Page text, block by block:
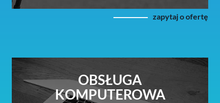
zapytaj o ofertę
OBSŁUGA
KOMPUTEROWA